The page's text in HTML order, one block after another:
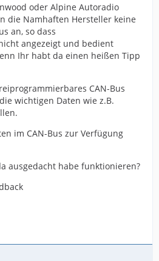
oder Alpine Autoradio
die Namhaften Hersteller keine
an, so dass
angezeigt und bedient
Ihr habt da einen heißen Tipp
CAN-Bus
wichtigen Daten wie z.B.
im CAN-Bus zur Verfügung
ausgedacht habe funktionieren?